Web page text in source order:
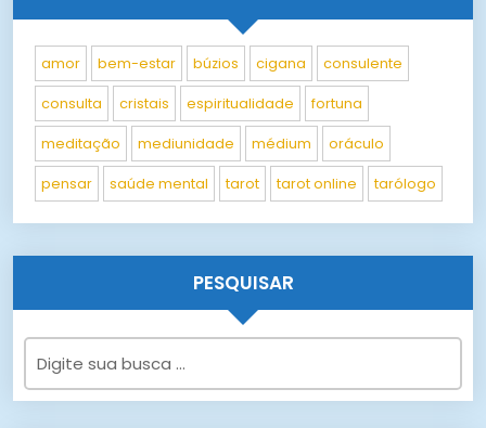
amor bem-estar búzios cigana consulente
consulta cristais espiritualidade fortuna
meditação mediunidade médium oráculo
pensar saúde mental tarot tarot online tarólogo
PESQUISAR